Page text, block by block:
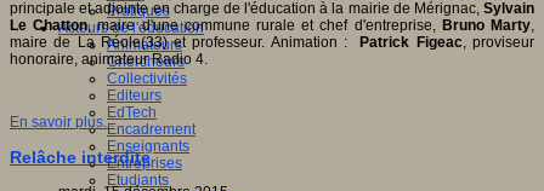
Pratiques
Acteurs de l'éducation
Animateurs
Chercheurs
Collectivités
Editeurs
EdTech
Encadrement
Enseignants
Entreprises
Etudiants
principale et adjointe en charge de l'éducation à la mairie de Mérignac, Sylvain
Le Chatton, maire d'une commune rurale et chef d'entreprise, Bruno Marty,
maire de La Réole(33) et professeur. Animation :
Patrick Figeac, proviseur
honoraire, animateur Radio 4.
En savoir plus...
Relâche interdite